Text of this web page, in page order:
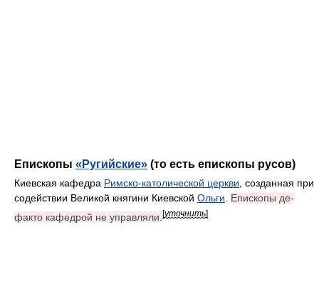
Епископы «Ругийские» (то есть епископы русов)
Киевская кафедра Римско-католической церкви , созданная при
содействии Великой княгини Киевской Ольги
Епископы де-
факто кафедрой не управляли. [уточнить]